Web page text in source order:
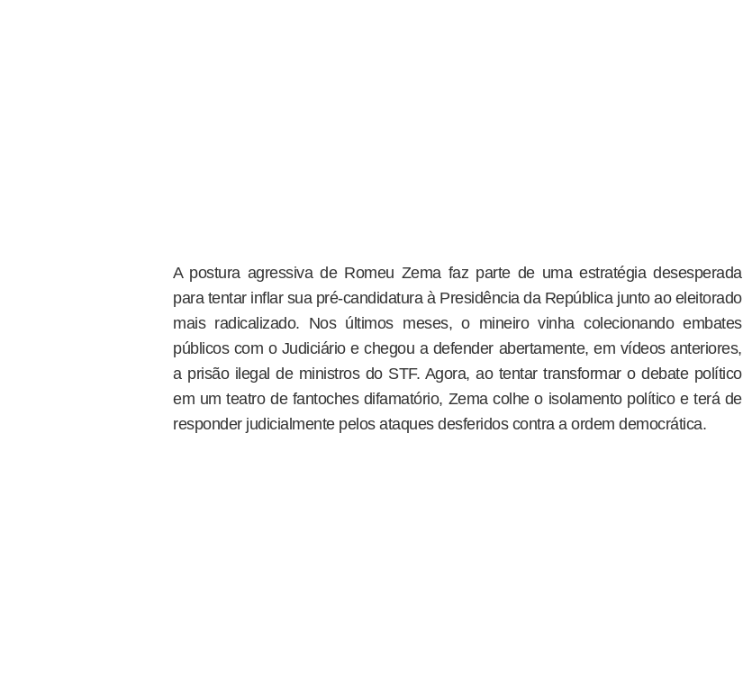
A postura agressiva de Romeu Zema faz parte de uma estratégia desesperada
para tentar inflar sua pré-candidatura à Presidência da República junto ao eleitorado
mais radicalizado. Nos últimos meses, o mineiro vinha colecionando embates
públicos com o Judiciário e chegou a defender abertamente, em vídeos anteriores,
a prisão ilegal de ministros do STF. Agora, ao tentar transformar o debate político
em um teatro de fantoches difamatório, Zema colhe o isolamento político e terá de
responder judicialmente pelos ataques desferidos contra a ordem democrática.